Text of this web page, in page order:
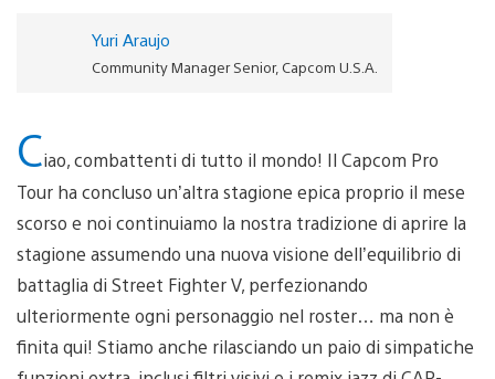
Yuri Araujo
Community Manager Senior, Capcom U.S.A.
Ciao, combattenti di tutto il mondo! Il Capcom Pro
Tour ha concluso un’altra stagione epica proprio il mese
scorso e noi continuiamo la nostra tradizione di aprire la
stagione assumendo una nuova visione dell’equilibrio di
battaglia di Street Fighter V, perfezionando
ulteriormente ogni personaggio nel roster… ma non è
finita qui! Stiamo anche rilasciando un paio di simpatiche